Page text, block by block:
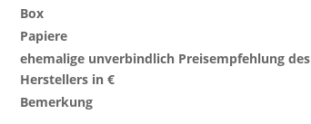
Box
Papiere
ehemalige unverbindlich Preisempfehlung des
Herstellers in €
Bemerkung